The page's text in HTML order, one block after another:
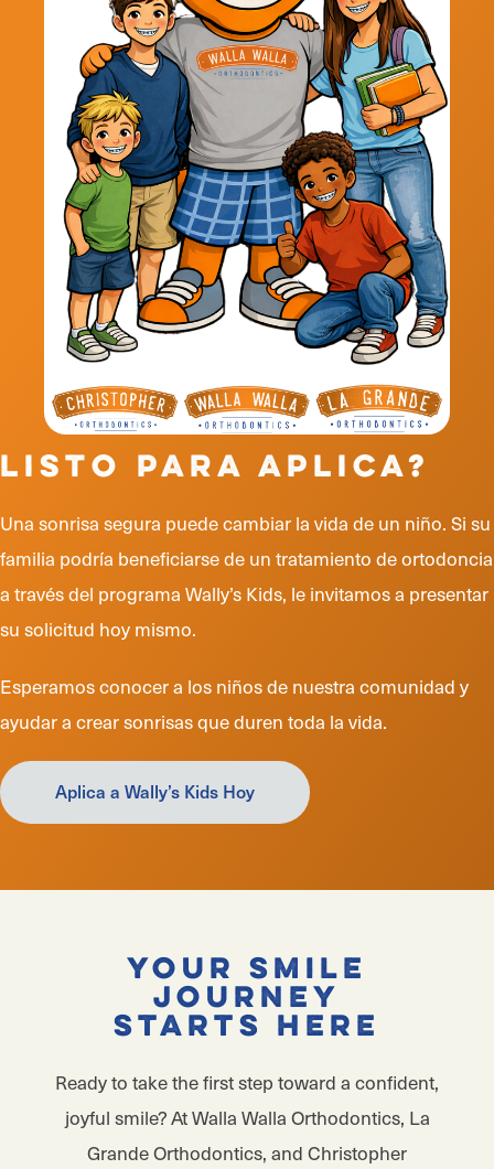
Listo para Aplica?
Una sonrisa segura puede cambiar la vida de un niño. Si su
familia podría beneficiarse de un tratamiento de ortodoncia
a través del programa Wally’s Kids, le invitamos a presentar
su solicitud hoy mismo.
Esperamos conocer a los niños de nuestra comunidad y
ayudar a crear sonrisas que duren toda la vida.
Aplica a Wally’s Kids Hoy
Your Smile
Journey
Starts Here
Ready to take the first step toward a confident,
joyful smile? At Walla Walla Orthodontics, La
Grande Orthodontics, and Christopher